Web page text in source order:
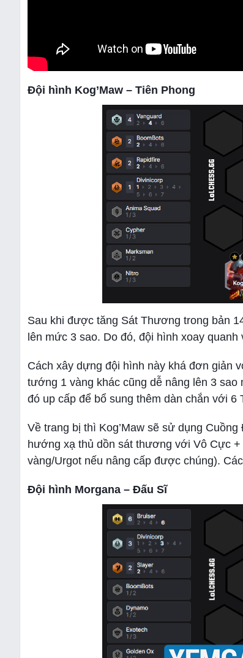
Đội hình Kog’Maw – Tiên Phong
Sau khi được tăng Sát Thương trong bản
lên mức 3 sao. Do đó, đội hình xoay
Cách xây dựng đội hình này khá đơn giản
tướng 1 vàng khác cũng dễ nâng lên 3
đó up cấp để bổ sung thêm dàn chắn với 6
Về trang bị thì Kog’Maw sẽ sử dụng
hướng xạ thủ dồn sát thương với Vô Cực
vàng/Urgot nếu nâng cấp được chúng).
Đội hình Morgana – Đấu Sĩ